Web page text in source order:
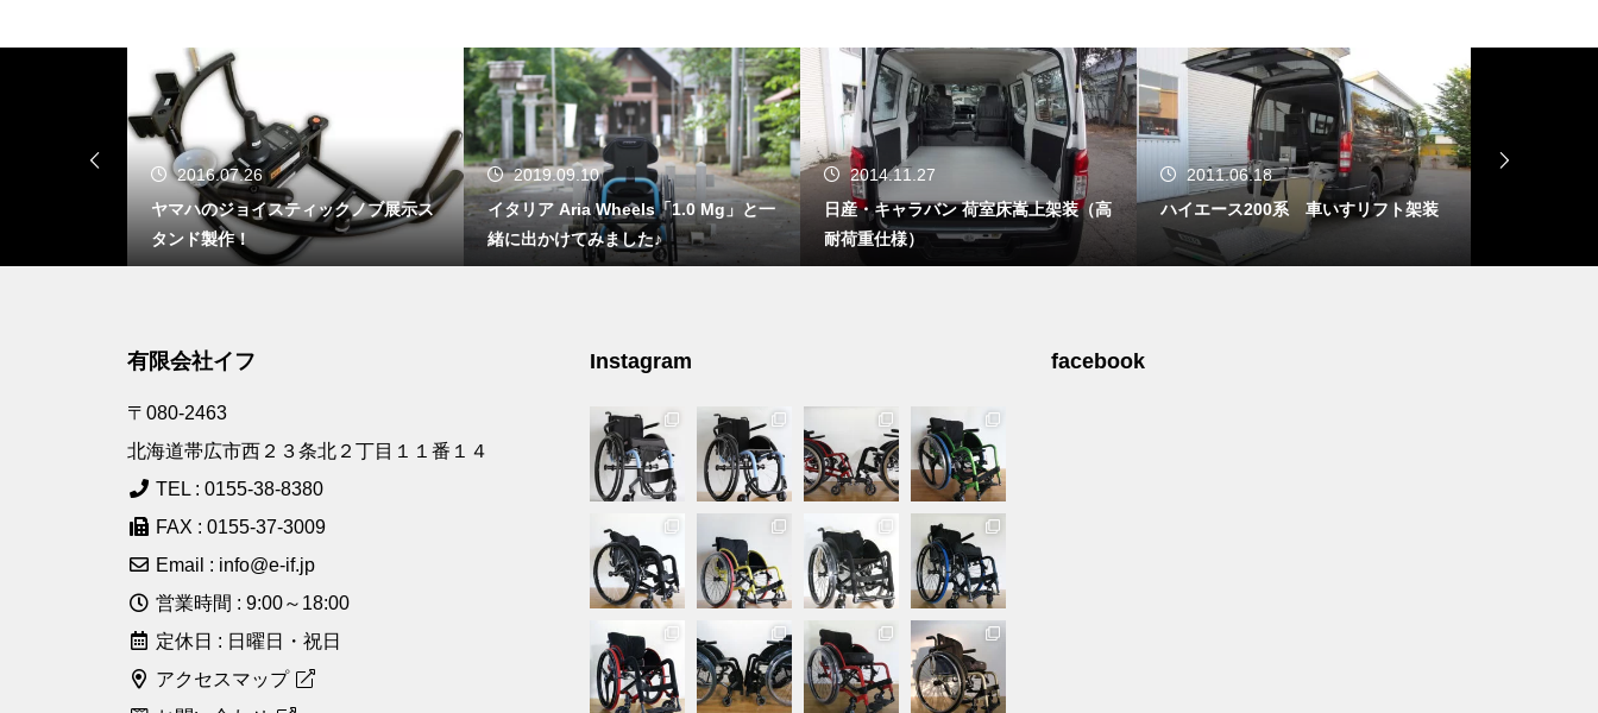
2016.07.26
ヤマハのジョイスティックノブ展示ス
タンド製作！
2019.09.10
イタリア Aria Wheels「1.0 Mg」と一
緒に出かけてみました♪
2014.11.27
日産・キャラバン 荷室床嵩上架装（高
耐荷重仕様）
2011.06.18
ハイエース200系 車いすリフト架装
有限会社イフ
〒080-2463
北海道帯広市西２３条北２丁目１１番１４
TEL : 0155-38-8380
FAX : 0155-37-3009
Email : info@e-if.jp
営業時間 : 9:00～18:00
定休日 : 日曜日・祝日
アクセスマップ
Instagram facebook